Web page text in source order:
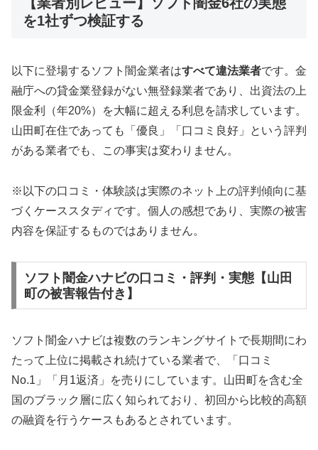
を1社ずつ検証する
以下に登場するソフト闇金業者はすべて違法業者です。金
融庁への貸金業登録がない無登録業者であり、出資法の上
限金利（年20%）を大幅に超える利息を請求しています。
山田町在住であっても「優良」「口コミ良好」という評判
がある業者でも、この事実は変わりません。
※以下の口コミ・体験談は実際のネット上の評判傾向に基
づくケーススタディです。個人の感想であり、実際の被害
内容を保証するものではありません。
ソフト闇金ハナビの口コミ・評判・実態【山田
町の被害報告付き】
ソフト闇金ハナビは複数のランキングサイトで長期間にわ
たって上位に掲載され続けている業者で、「口コミ
No.1」「月1返済」を売りにしています。山田町を含む全
国のブラック層に広く知られており、初回から比較的高額
の融資を行うケースもあるとされています。